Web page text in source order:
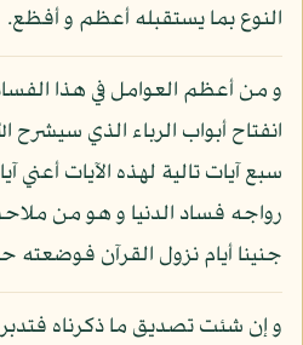
النوع بما يستقبله أعظم و أفظع.
و من أعظم العوامل في هذا
انفتاح أبواب الرباء الذي سيشرح
سبع آيات تالية لهذه الآيات أعني
رواجه فساد الدنيا و هو من
جنينا أيام نزول القرآن فوضعته
و إن شئت تصديق ما ذكرناه